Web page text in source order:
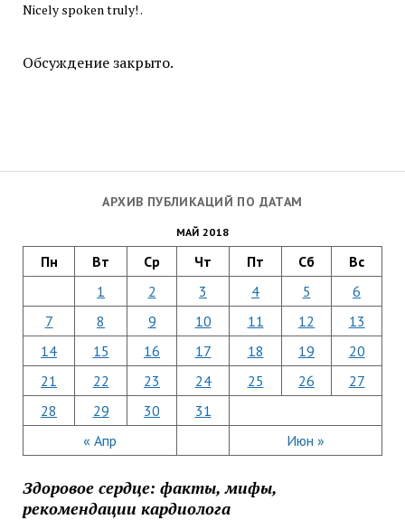
АРХИВ ПУБЛИКАЦИЙ ПО ДАТАМ
МАЙ 2018
Пн Вт Ср Чт Пт Сб Вс
« Апр Июн »
1 2 3 4 5
6
7
8 9 10 11 12
13
14
15 16 17 18 19
20
21
22 23 24 25 26
27
28
29 30 31
Здоровое сердце: факты, мифы,
рекомендации кардиолога
Nicely spoken truly! .
Обсуждение закрыто.